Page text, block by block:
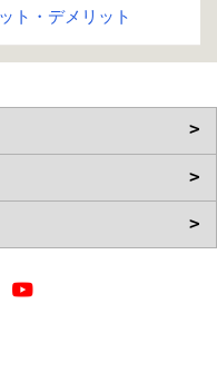
ト・デメリット